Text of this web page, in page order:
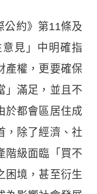
公約》第11條及
見」中明確指
產權，更要確保
」滿足，並且不
於都會區居住成
，除了經濟、社
階級面臨「買不
困境，甚至衍生